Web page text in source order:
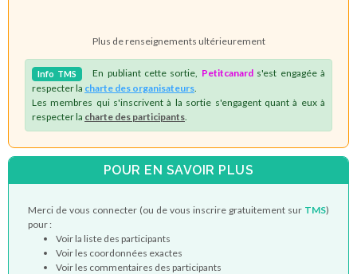
Plus de renseignements ultérieurement
Info TMS En publiant cette sortie, Petitcanards'est engagée à
respecter la charte des organisateurs
Les membres qui s'inscrivent à la sortie s'engagent quant à eux à
respecter la charte des participants
POUR EN SAVOIR PLUS
Merci de vous connecter (ou de vous inscrire gratuitement sur TMS)
pour :
Voir la liste des participants
Voir les coordonnées exactes
Voir les commentaires des participants